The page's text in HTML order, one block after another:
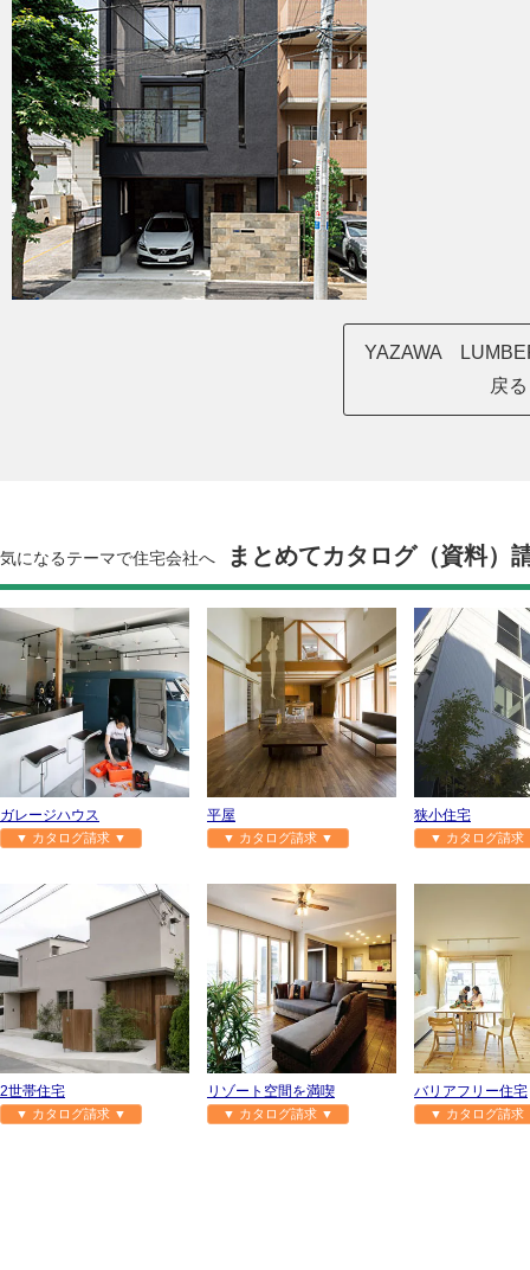
YAZAWA
戻る
気になるテーマで住宅会社へ まとめてカタログ（資料）
ガレージハウス
▼ カタログ請求 ▼
平屋
▼ カタログ請求 ▼
狭小住宅
▼ カタログ請
2世帯住宅
▼ カタログ請求 ▼
リゾート空間を満喫
▼ カタログ請求 ▼
バリアフリー住宅
▼ カタログ請